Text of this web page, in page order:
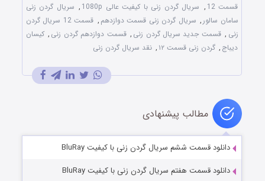
قسمت 12
, سریال گردن زنی با کیفیت عالی 1080p , سریال گردن زنی
سامان سالور , سریال گردن زنی قسمت دوازدهم ,
قسمت 12 سریال گردن
زنی , قسمت جدید سریال گردن زنی , قسمت دوازدهم گردن زنی , کیسان
دیباج , گردن زنی قسمت ۱۲ , نقد سریال گردن زنی
مطالب پیشنهادی
دانلود قسمت ششم سریال گردن زنی با کیفیت BluRay
دانلود قسمت هفتم سریال گردن زنی با کیفیت BluRay